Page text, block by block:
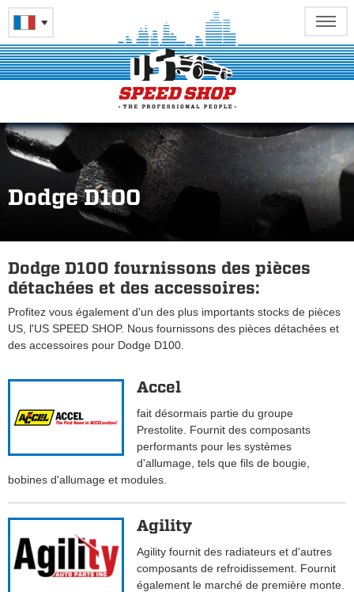
Dodge D100
Dodge D100 fournissons des pièces
détachées et des accessoires:
Profitez vous également d'un des plus importants stocks de pièces
US, l'US SPEED SHOP. Nous fournissons des pièces détachées et
des accessoires pour Dodge D100.
Accel
fait désormais partie du groupe
Prestolite. Fournit des composants
performants pour les systèmes
d'allumage, tels que fils de bougie,
bobines d'allumage et modules.
Agility
Agility fournit des radiateurs et d'autres
composants de refroidissement. Fournit
également le marché de première monte.